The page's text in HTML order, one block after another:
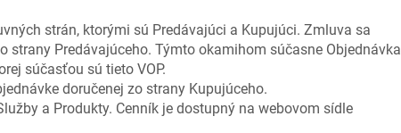
strán, ktorými sú Predávajúci a Kupujúci. Zmluva sa
Predávajúceho. Týmto okamihom súčasne Objednávka
súčasťou sú tieto VOP.
doručenej zo strany Kupujúceho.
a Produkty. Cenník je dostupný na webovom sídle